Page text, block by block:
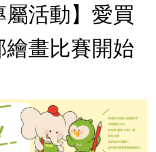
屬活動】愛買
畫比賽開始